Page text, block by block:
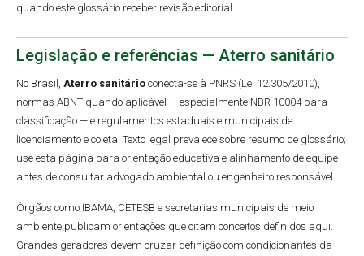
quando este glossário receber revisão editorial.
Legislação e referências — Aterro sanitário
No Brasil, Aterro sanitário conecta-se à PNRS (Lei 12.305/2010),
normas ABNT quando aplicável — especialmente NBR 10004 para
classificação — e regulamentos estaduais e municipais de
licenciamento e coleta. Texto legal prevalece sobre resumo de glossário;
use esta página para orientação educativa e alinhamento de equipe
antes de consultar advogado ambiental ou engenheiro responsável.
Órgãos como IBAMA, CETESB e secretarias municipais de meio
ambiente publicam orientações que citam conceitos definidos aqui.
Grandes geradores devem cruzar definição com condicionantes da